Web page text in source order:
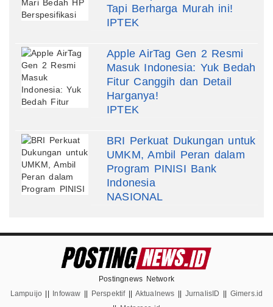
Tapi Berharga Murah ini!
IPTEK
Apple AirTag Gen 2 Resmi
Masuk Indonesia: Yuk Bedah
Fitur Canggih dan Detail
Harganya!
IPTEK
BRI Perkuat Dukungan untuk
UMKM, Ambil Peran dalam
Program PINISI Bank
Indonesia
NASIONAL
Postingnews Network
Lampuijo
Infowaw Perspektif|| Aktualnews JurnalisID
Gimers.id